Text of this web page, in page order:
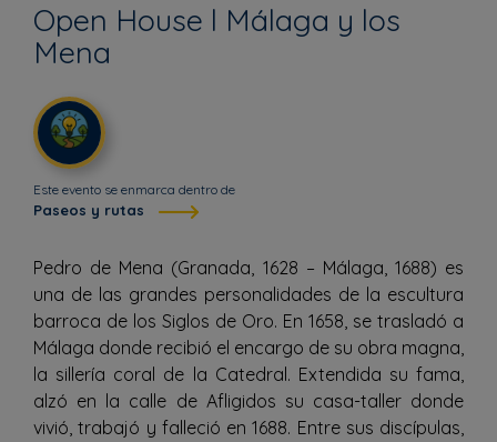
Open House l Málaga y los
Mena
Este evento se enmarca dentro de
Paseos y rutas
Pedro de Mena (Granada, 1628 – Málaga, 1688) es
una de las grandes personalidades de la escultura
barroca de los Siglos de Oro. En 1658, se trasladó a
Málaga donde recibió el encargo de su obra magna,
la sillería coral de la Catedral. Extendida su fama,
alzó en la calle de Afligidos su casa-taller donde
vivió, trabajó y falleció en 1688. Entre sus discípulas,